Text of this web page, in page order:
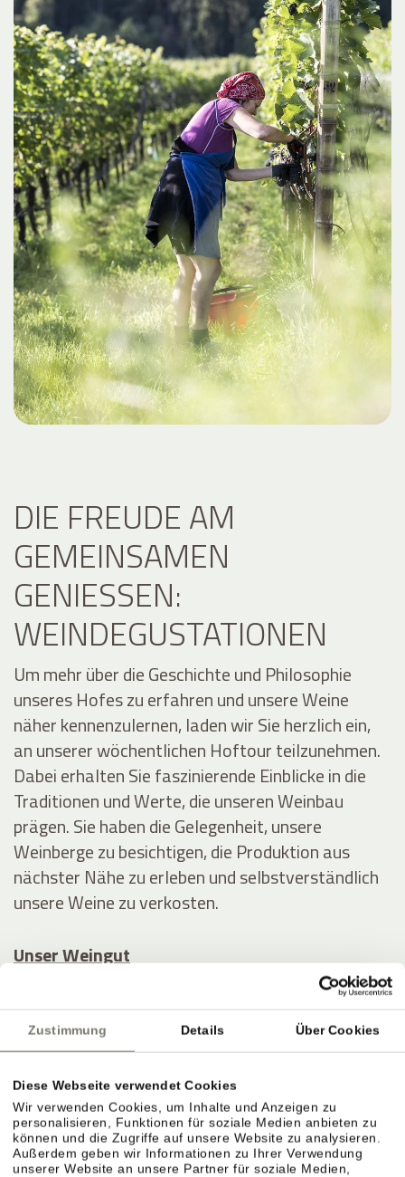
Zustimmung Details Über Cookies
Diese Webseite verwendet Cookies
Wir verwenden Cookies, um Inhalte und Anzeigen zu
personalisieren, Funktionen für soziale Medien anbieten zu
können und die Zugriffe auf unsere Website zu analysieren.
Außerdem geben wir Informationen zu Ihrer Verwendung
unserer Website an unsere Partner für soziale Medien,
DIE FREUDE AM
GEMEINSAMEN
GENIESSEN: W
EINDEGUSTATIONEN
Um mehr über die Geschichte und Philosophie
unseres Hofes zu erfahren und unsere Weine
näher kennenzulernen, laden wir Sie herzlich ein,
an unserer wöchentlichen Hoftour teilzunehmen.
Dabei erhalten Sie faszinierende Einblicke in die
Traditionen und Werte, die unseren Weinbau
prägen. Sie haben die Gelegenheit, unsere
Weinberge zu besichtigen, die Produktion aus
nächster Nähe zu erleben und selbstverständlich
unsere Weine zu verkosten.
Unser Weingut
Verwöhnen Sie Ihre Liebsten mit einem
Geschenkgutschein
vom Stroblhof – gerne auch
mit einer Weinverkostung und/oder einem
Abendessen – oder schenken Sie sich selbst ein
Last-Minute-Erlebnisoder einPaket im Angebot